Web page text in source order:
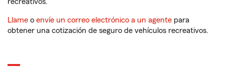
Llame o envíe un correo electrónico a un agente para
obtener una cotización de seguro de vehículos recreativos.